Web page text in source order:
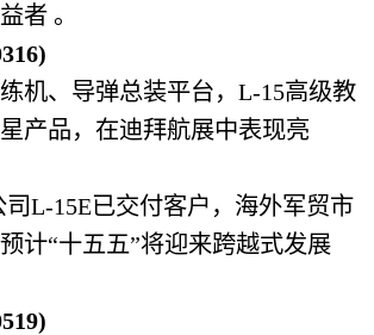
者 。
机、导弹总装平台，L-15高级教
产品，在迪拜航展中表现亮
司L-15E已交付客户，海外军贸市
计“十五五”将迎来跨越式发展